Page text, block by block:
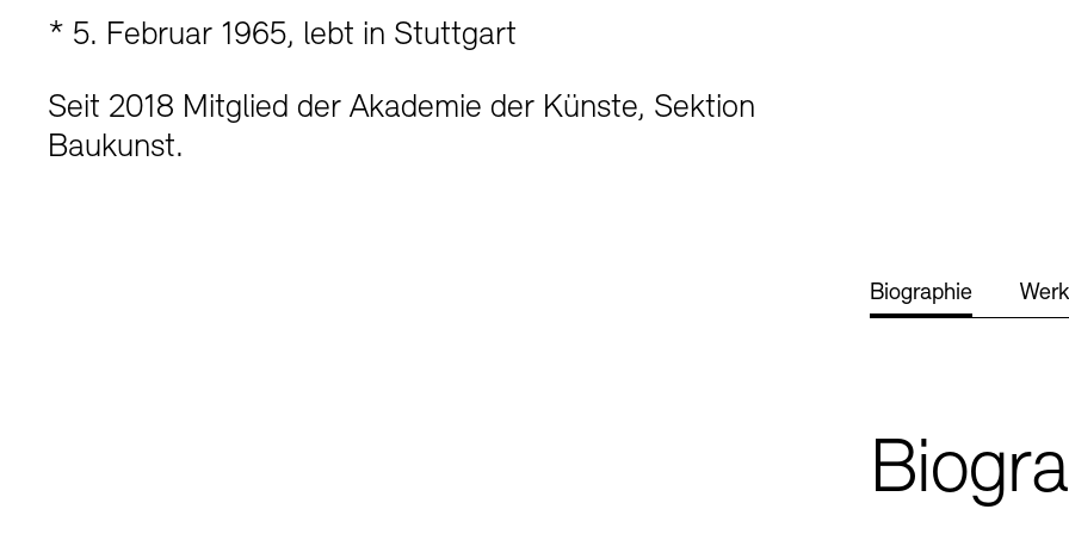
Stellenangebote
* 5. Februar 1965, lebt in Stuttgart
Seit 2018 Mitglied der Akademie der Künste, Sektion
Baukunst.
Biographie Werk